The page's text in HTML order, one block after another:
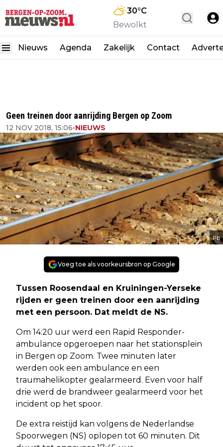
30°C
Bewolkt
Nieuws Agenda Zakelijk Contact
Geen treinen door aanrijding Bergen op Zoom
12 NOV 2018, 15:06•NIEUWS
Pb
Voeg toe als voorkeursbron op Google
Tussen Roosendaal en Kruiningen-Yerseke
rijden er geen treinen door een aanrijding
met een persoon. Dat meldt de NS.
Om 14:20 uur werd een Rapid Responder-
ambulance opgeroepen naar het stationsplein
in Bergen op Zoom. Twee minuten later
werden ook een ambulance en een
traumahelikopter gealarmeerd. Even voor half
drie werd de brandweer gealarmeerd voor het
incident op het spoor.
De extra reistijd kan volgens de Nederlandse
Spoorwegen (NS) oplopen tot 60 minuten. Dit